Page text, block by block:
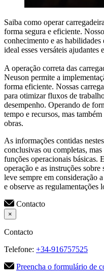
Saiba como operar
forma segura e eficiente.
conhecimento e as habilidades
ideal esses versáteis ajudantes
A operação correta das
Neuson permite a
forma eficiente. Nossas
para otimizar fluxos de
desempenho. Operando de
tempo e recursos, mas
obras.
As informações contidas
conclusivas ou completas,
funções operacionais básicas.
operação e as instruções
leve sempre em consideração
e observe as regulamentações
Contacto
×
Contacto
Telefone: +34-916757525
Preencha o formulário de